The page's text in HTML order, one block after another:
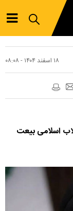
۱۸ اسفند ۱۴۰۴ - ۰۸:۰۸
اسلامی بیعت